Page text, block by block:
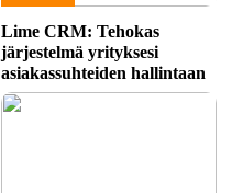
Lime CRM: Tehokas
järjestelmä yrityksesi
asiakassuhteiden hallintaan